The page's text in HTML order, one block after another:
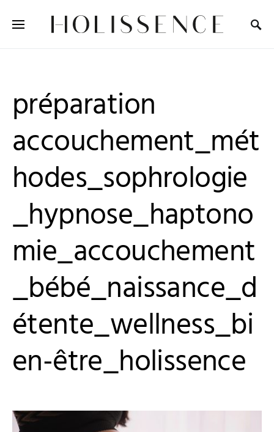
préparation
accouchement_mét
hodes_sophrologie
_hypnose_haptono
mie_accouchement
_bébé_naissance_d
étente_wellness_bi
en-être_holissence